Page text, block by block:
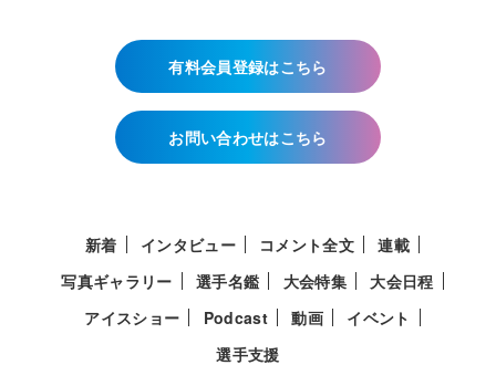
有料会員登録はこちら
お問い合わせはこちら
新着 インタビュー コメント全文
連載
写真ギャラリー
選手名鑑 大会特集
大会日程
アイスショー
Podcast 動画
イベント
選手支援